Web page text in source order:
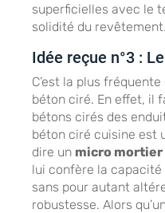
superficielles avec le
solidité du revêtement.
Idée reçue n°3 :
C’est la plus
béton ciré. En effet, il
bétons cirés des
béton ciré cuisine est
dire un micro mortier
lui confère la
sans pour autant
robustesse. Alors